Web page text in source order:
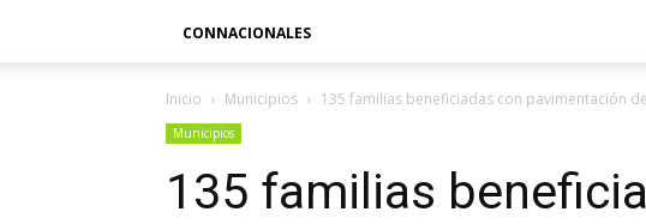
CONNACIONALES
Inicio Municipios 135 familias beneficiadas con pavimentación
Municipios
135 familias